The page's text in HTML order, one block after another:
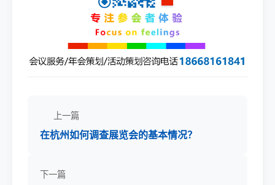
上一篇
在杭州如何调查展览会的基本情况？
下一篇